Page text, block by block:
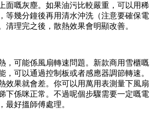
面嘅灰塵。如果油污比較嚴重，可以用稀
等幾分鐘後再用清水沖洗（注意要確保電
清理完之後，散熱效果會明顯改善。
，可能係風扇轉速問題。新款商用雪櫃嘅
，可以通過控制板或者感應器調節轉速。
效果就會差。你可以用萬用表測量下風扇
下係咪正常。不過呢個步驟需要一定嘅電
最好搵師傅處理。